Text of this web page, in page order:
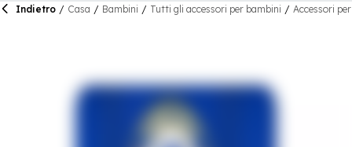
Indietro / Casa / Bambini / Tutti gli accessori per bambini / Accessori